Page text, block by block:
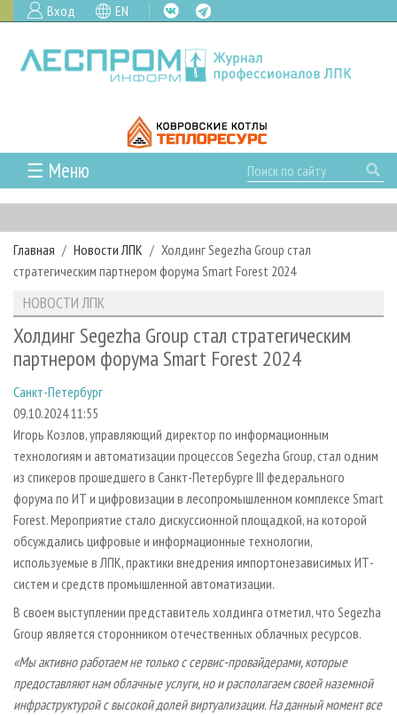
Вход EN
☰ Меню
ГЛАВНАЯ
РУБРИКИ И ТЕМЫ
РУБРИКИ ЖУРНАЛА
ЛЕСОЗАГОТОВКА
ЛЕСОПИЛЕНИЕ
СУШКА ДРЕВЕСИНЫ
ПРОИЗВОДСТВО ДРЕВЕСНЫХ ПЛИТ
ДЕРЕВЯННОЕ ДОМОСТРОЕНИЕ
ПРОИЗВОДСТВО МЕБЕЛИ
БИОЭНЕРГЕТИКА
ЦБП
ИНСТРУМЕНТ И МАТЕРИАЛЫ
НОВОСТИ
НОВОСТИ ЛПК
НОВОСТИ ЖУРНАЛА
ПРОЕКТЫ ЛПИ
АНАЛИТИКА
ПРЕДПРИЯТИЯ ЛПК
ПЕРСОНЫ
МОБИЛЬНЫЕ ВЫСТАВКИ
ОФИЦИАЛЬНЫЕ ДЕЛЕГАЦИИ
ПРИОРИТЕТНЫЕ ИНВЕСТПРОЕКТЫ
RUSSIAN FORESTRY REVIEW
ГАЗЕТА ЛЕСПРОМФОРУМ
БИБЛИОТЕКА СПЕЦИАЛИСТА
АРХИВ ЖУРНАЛОВ
О ЖУРНАЛЕ
ПОДПИСКА
КОНТАКТЫ
РЕКЛАМОДАТЕЛЯМ
РЕКЛАМА
РЕКЛАМА НА САЙТЕ
Главная Новости ЛПК
Холдинг Segezha Group стал
стратегическим партнером форума Smart Forest 2024
НОВОСТИ ЛПК
Холдинг Segezha Group стал стратегическим
партнером форума Smart Forest 2024
Санкт-Петербург
09.10.2024 11:55
Игорь Козлов, управляющий директор по информационным
технологиям и автоматизации процессов Segezha Group, стал одним
из спикеров прошедшего в Санкт-Петербурге III федерального
форума по ИТ и цифровизации в лесопромышленном комплексе Smart
Forest. Мероприятие стало дискуссионной площадкой, на которой
обсуждались цифровые и информационные технологии,
используемые в ЛПК, практики внедрения импортонезависимых ИТ-
систем и средств промышленной автоматизации.
В своем выступлении представитель холдинга отметил, что Segezha
Group является сторонником отечественных облачных ресурсов.
«Мы активно работаем не только с сервис-провайдерами, которые
предоставляют нам облачные услуги, но и располагаем своей наземной
инфраструктурой с высокой долей виртуализации. На данный момент все